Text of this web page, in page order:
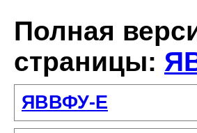
Полная
страницы:
ЯВВФУ-Е